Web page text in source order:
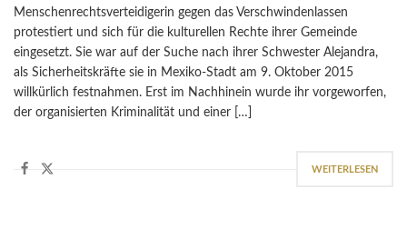
Menschenrechtsverteidigerin gegen das Verschwindenlassen
protestiert und sich für die kulturellen Rechte ihrer Gemeinde
eingesetzt. Sie war auf der Suche nach ihrer Schwester Alejandra,
als Sicherheitskräfte sie in Mexiko-Stadt am 9. Oktober 2015
willkürlich festnahmen. Erst im Nachhinein wurde ihr vorgeworfen,
der organisierten Kriminalität und einer […]
WEITERLESEN